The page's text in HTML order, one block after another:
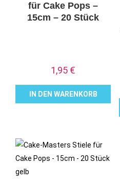
für Cake Pops –
15cm – 20 Stück
1,95 €
IN DEN WARENKORB